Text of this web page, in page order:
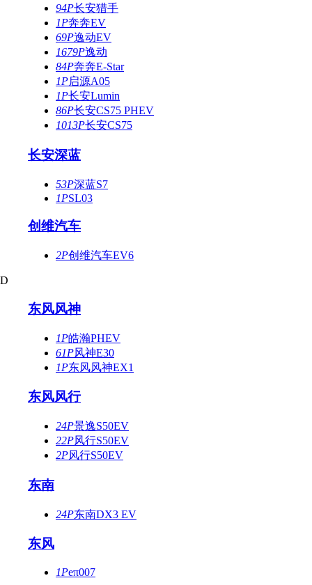
94P长安猎手
1P奔奔EV
69P逸动EV
1679P逸动
84P奔奔E-Star
1P启源A05
1P长安Lumin
86P长安CS75 PHEV
1013P长安CS75
长安深蓝
53P深蓝S7
1PSL03
创维汽车
2P创维汽车EV6
D
东风风神
1P皓瀚PHEV
61P风神E30
1P东风风神EX1
东风风行
24P景逸S50EV
22P风行S50EV
2P风行S50EV
东南
24P东南DX3 EV
东风
1Peπ007